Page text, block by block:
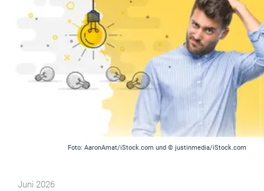
Foto: AaronAmat/iStock.com und © justinmedia/iStock.com
Juni 2026